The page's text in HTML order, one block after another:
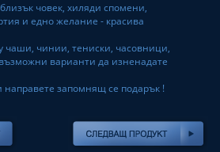
човек, хиляди спомени,
и едно желание - красива
чаши, чинии, тениски, часовници,
варианти да изненадате
направете запомнящ се подарък !